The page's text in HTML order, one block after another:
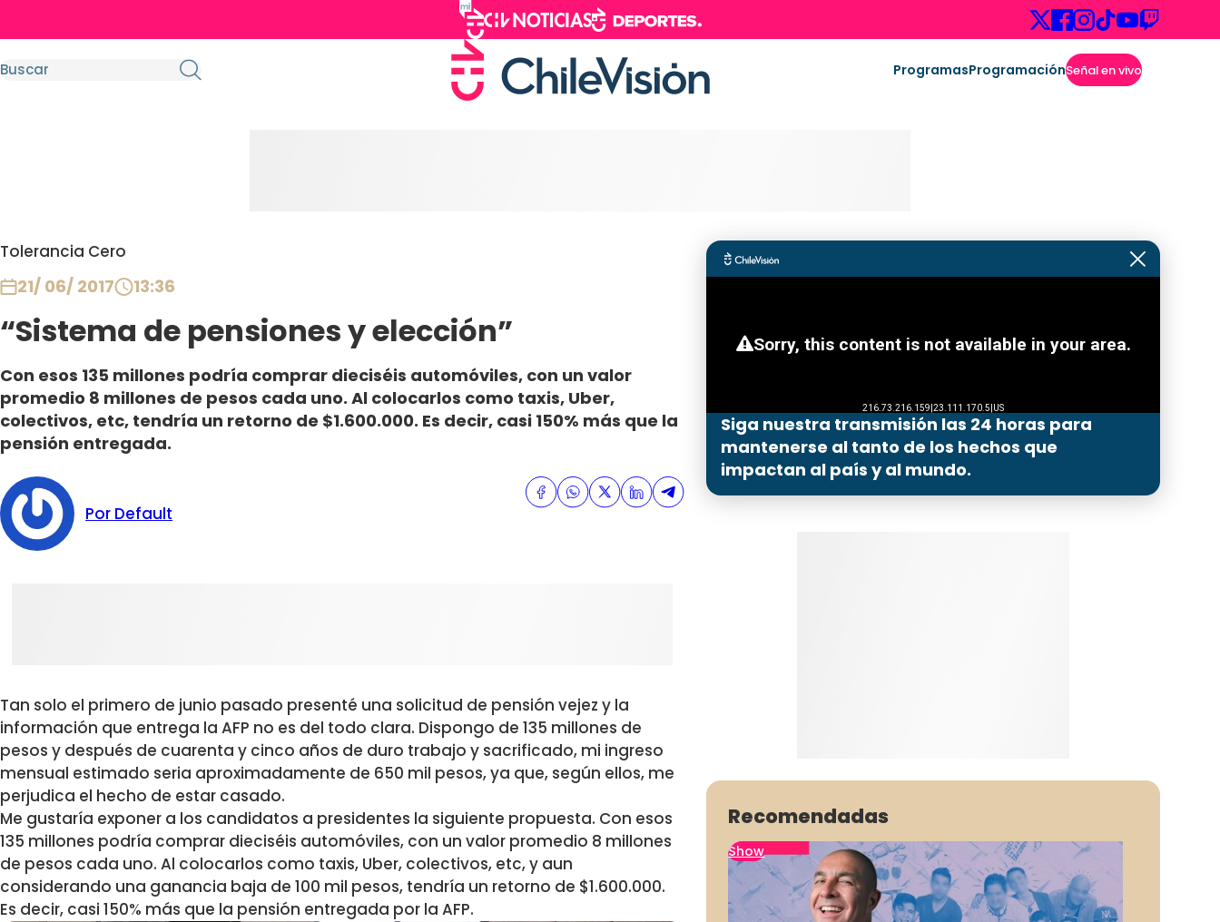
ProgramasProgramaciónSeñal en vivo
Tolerancia Cero
21/ 06/ 2017 13:36
“Sistema de pensiones y elección”
Con esos 135 millones podría comprar dieciséis automóviles, con un valor
promedio 8 millones de pesos cada uno. Al colocarlos como taxis, Uber,
colectivos, etc, tendría un retorno de $1.600.000. Es decir, casi 150% más que la
pensión entregada.
Por Default
Tan solo el primero de junio pasado presenté una solicitud de pensión vejez y la
información que entrega la AFP no es del todo clara. Dispongo de 135 millones de
pesos y después de cuarenta y cinco años de duro trabajo y sacrificado, mi ingreso
mensual estimado seria aproximadamente de 650 mil pesos, ya que, según ellos, me
perjudica el hecho de estar casado.
Me gustaría exponer a los candidatos a presidentes la siguiente propuesta. Con esos
135 millones podría comprar dieciséis automóviles, con un valor promedio 8 millones
de pesos cada uno. Al colocarlos como taxis, Uber, colectivos, etc, y aun
considerando una ganancia baja de 100 mil pesos, tendría un retorno de $1.600.000.
Es decir, casi 150% más que la pensión entregada por la AFP.
Siga nuestra transmisión las 24 horas para
mantenerse al tanto de los hechos que
impactan al país y al mundo.
Recomendadas
Show